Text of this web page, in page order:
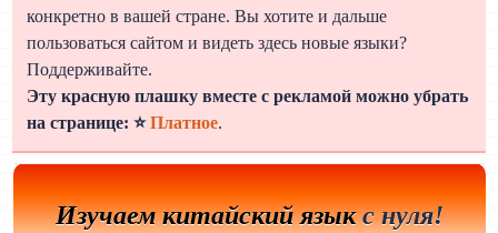
конкретно в вашей стране. Вы хотите и дальше
пользоваться сайтом и видеть здесь новые языки?
Поддерживайте.
Эту красную плашку вместе с рекламой можно убрать
на странице: ⭐Платное.
Изучаем китайский языкс нуля!